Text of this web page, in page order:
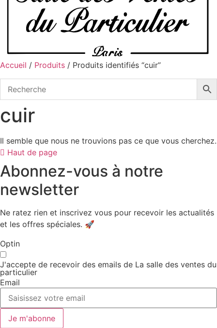
Accueil / Produits / Produits identifiés “cuir”
cuir
Il semble que nous ne trouvions pas ce que vous cherchez.
Haut de page
Abonnez-vous à notre
newsletter
Ne ratez rien et inscrivez vous pour recevoir les actualités
et les offres spéciales. 🚀​
Optin
J'accepte de recevoir des emails de La salle des ventes du
particulier
Email
Je m'abonne